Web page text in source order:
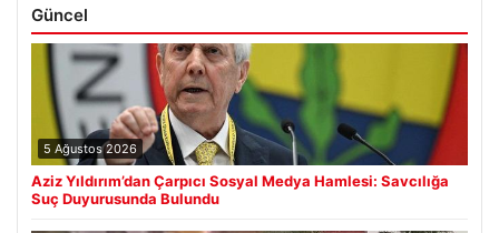
Güncel
5 Ağustos 2026
Aziz Yıldırım’dan Çarpıcı Sosyal Medya Hamlesi: Savcılığa
Suç Duyurusunda Bulundu